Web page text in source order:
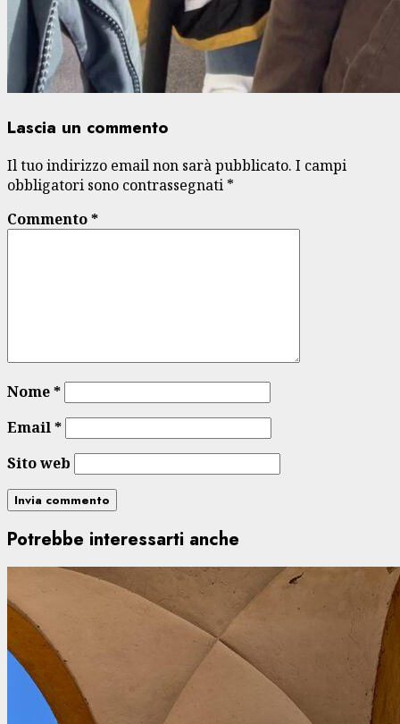
Lascia un commento
Il tuo indirizzo email non sarà pubblicato. I campi
obbligatori sono contrassegnati *
Commento*
Nome*
Email*
Sito web
Potrebbe interessarti anche